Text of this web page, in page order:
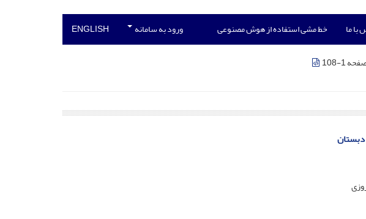
با ما خط مشی استفاده از هوش مصنوعی ورود به سامانه ENGLISH